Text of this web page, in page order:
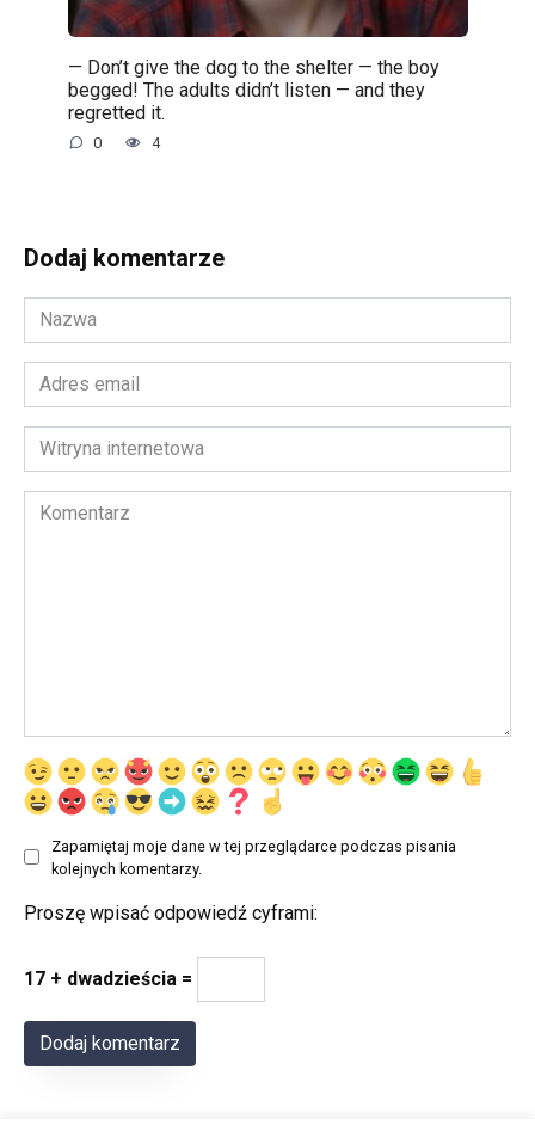
— Don’t give the dog to the shelter — the boy
begged! The adults didn’t listen — and they
regretted it.
0 4
Dodaj komentarze
Nazwa
*
Adres
email
*Witryna
internetowa
Komentarz
Zapamiętaj moje dane w tej przeglądarce podczas pisania
kolejnych komentarzy.
Proszę wpisać odpowiedź cyframi:
17 + dwadzieścia =